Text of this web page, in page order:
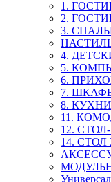
1.
2.
3.
4.
5.
6.
7.
8. КУХНИ
11.
12.
14.